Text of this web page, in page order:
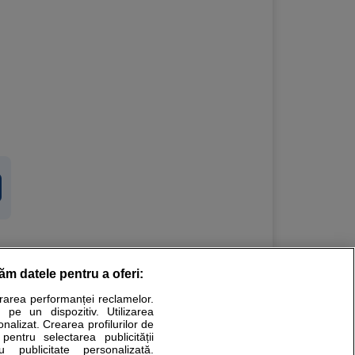
Ele nu pot substitui consultul medical direct si
fie medicul Dvs., fie unul dintre medicii pe care
datele pentru a oferi:
performanței reclamelor.
pe un dispozitiv. Utilizarea
Crearea profilurilor de
selectarea publicității
publicitate personalizată.